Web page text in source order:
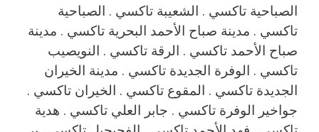
الصباحية تاكسي . الشعيبة تاكسي . الصباحية
تاكسي . مدينة صباح الأحمد البحرية تاكسي . مدينة
صباح الأحمد تاكسي . الرقة تاكسي . النويصيب
تاكسي . الوفرة الجديدة تاكسي . مدينة الخيران
الجديدة تاكسي . المقوع تاكسي . الخيران تاكسي .
جواخير الوفرة تاكسي . جابر العلي تاكسي . هدية